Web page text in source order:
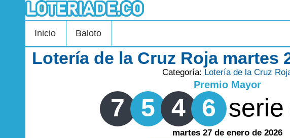
Inicio Baloto
Lotería de la Cruz Roja martes
Categoría: Lotería de la Cruz
Premio Mayor
7 5 4 6 serie
martes 27 de enero de 2026